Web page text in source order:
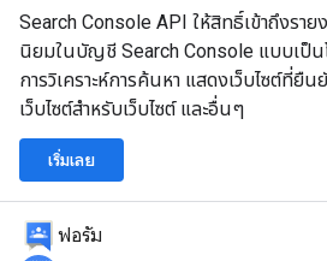
Search Console API ให้สิทธิ์เข้าถึงราย
นิยมในบัญชี Search Console แบบเป็น
การวิเคราะห์การค้นหา แสดงเว็บไซต์ที่ยื
เว็บไซต์สำหรับเว็บไซต์ และอื่นๆ
เริ่มเลย
ฟอรัม